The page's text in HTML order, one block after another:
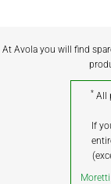
At Avola you will find
* All
If